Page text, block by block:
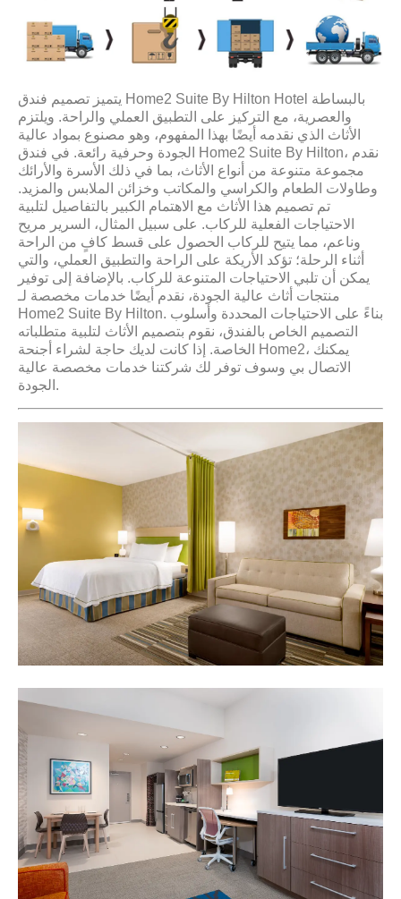
يتميز تصميم فندق Home2 Suite By Hilton Hotel بالبساطة
والعصرية، مع التركيز على التطبيق العملي والراحة. ويلتزم
الأثاث الذي نقدمه أيضًا بهذا المفهوم، وهو مصنوع بمواد عالية
الجودة وحرفية رائعة. في فندق Home2 Suite By Hilton، نقدم
مجموعة متنوعة من أنواع الأثاث، بما في ذلك الأسرة والأرائك
وطاولات الطعام والكراسي والمكاتب وخزائن الملابس والمزيد.
تم تصميم هذا الأثاث مع الاهتمام الكبير بالتفاصيل لتلبية
الاحتياجات الفعلية للركاب. على سبيل المثال، السرير مريح
وناعم، مما يتيح للركاب الحصول على قسط كافٍ من الراحة
أثناء الرحلة؛ تؤكد الأريكة على الراحة والتطبيق العملي، والتي
يمكن أن تلبي الاحتياجات المتنوعة للركاب. بالإضافة إلى توفير
منتجات أثاث عالية الجودة، نقدم أيضًا خدمات مخصصة لـ
Home2 Suite By Hilton. بناءً على الاحتياجات المحددة وأسلوب
التصميم الخاص بالفندق، نقوم بتصميم الأثاث لتلبية متطلباته
الخاصة. إذا كانت لديك حاجة لشراء أجنحة Home2، يمكنك
الاتصال بي وسوف توفر لك شركتنا خدمات مخصصة عالية
الجودة.